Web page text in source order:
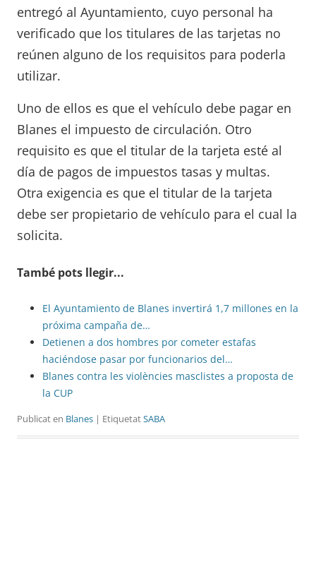
entregó al Ayuntamiento, cuyo personal ha
verificado que los titulares de las tarjetas no
reúnen alguno de los requisitos para poderla
utilizar.
Uno de ellos es que el vehículo debe pagar en
Blanes el impuesto de circulación. Otro
requisito es que el titular de la tarjeta esté al
día de pagos de impuestos tasas y multas.
Otra exigencia es que el titular de la tarjeta
debe ser propietario de vehículo para el cual la
solicita.
També pots llegir...
El Ayuntamiento de Blanes invertirá 1,7 millones en la
próxima campaña de…
Detienen a dos hombres por cometer estafas
haciéndose pasar por funcionarios del…
Blanes contra les violències masclistes a proposta de
la CUP
Publicat en Blanes | EtiquetatSABA